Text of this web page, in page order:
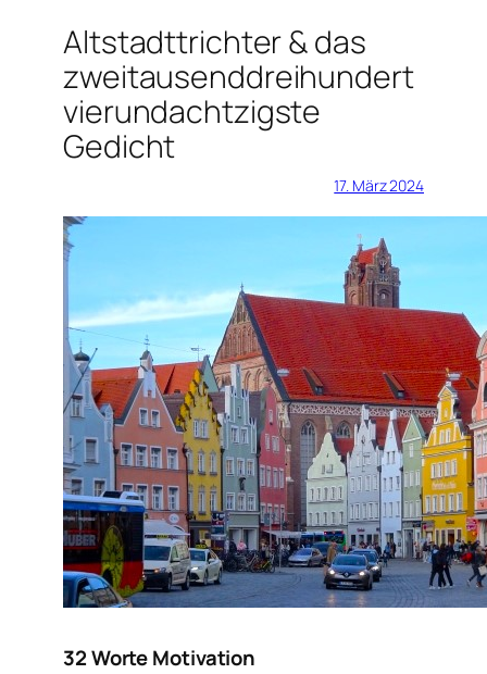
Altstadttrichter & das
zweitausenddreihundert
vierundachtzigste
Gedicht
17. März 2024
32 Worte Motivation